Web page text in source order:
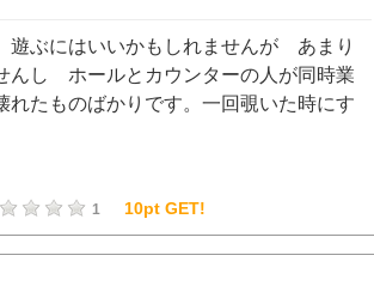
ぶにはいいかもしれませんが あまり
んし ホールとカウンターの人が同時業
たものばかりです。一回覗いた時にす
1 10pt GET!